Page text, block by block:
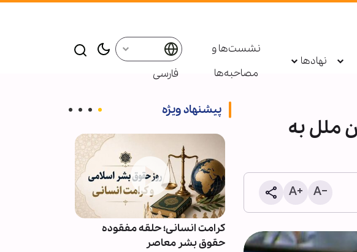
نهادها
نشست‌ها و
مصاحبه‌ها
فارسی
ملل به
پیشنهاد ویژه
اطعام روزانه ۱۰ هزار زائر در موکب
کرامت در ایام اربعین
کرامت انسانی؛ حلقه مفقوده
حقوق بشر معاصر